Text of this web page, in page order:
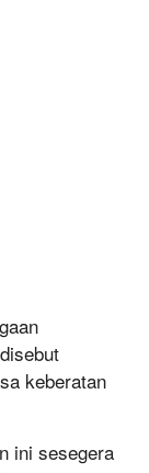
keberatan
ini sesegera